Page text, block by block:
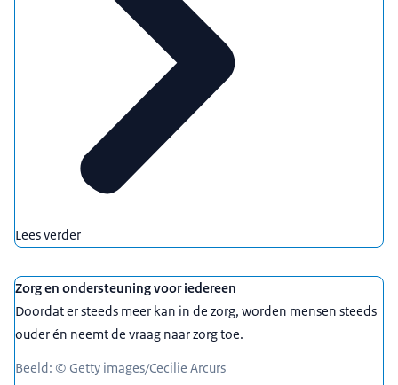
Lees verder
Zorg en ondersteuning voor iedereen
Doordat er steeds meer kan in de zorg, worden mensen steeds
ouder én neemt de vraag naar zorg toe.
Beeld: © Getty images/Cecilie Arcurs